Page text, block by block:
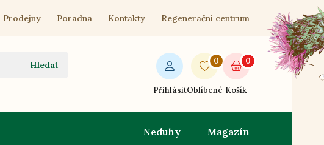
Prodejny Poradna Kontakty Regenerační centrum
Hledat
Přihlásit
0
Oblíbené
0
Košík
Neduhy Magazín